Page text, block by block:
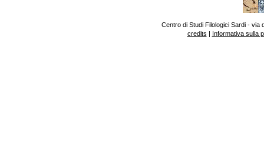
Centro di Studi Filologici Sardi - via
credits | Informativa sulla